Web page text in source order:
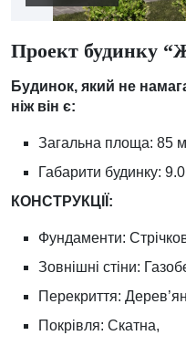
Проект будинку
Будинок, який не
ніж він є:
Загальна площа: 85
Габарити будинку:
КОНСТРУКЦІЇ:
Фундаменти:
Зовнішні стіни:
Перекриття:
Покрівля: Скатна,